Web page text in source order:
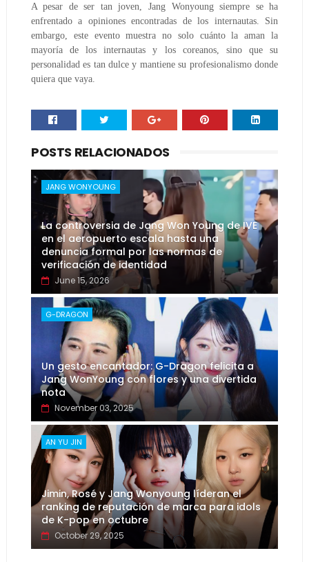
A pesar de ser tan joven, Jang Wonyoung siempre se ha
enfrentado a opiniones encontradas de los internautas. Sin
embargo, este evento muestra no solo cuánto la aman la
mayoría de los internautas y los coreanos, sino que su
personalidad es tan dulce y mantiene su profesionalismo donde
quiera que vaya.
POSTS RELACIONADOS
JANG WONYOUNG
La controversia de Jang Won Young de IVE
en el aeropuerto escala hasta una
denuncia formal por las normas de
verificación de identidad
June 15, 2026
G-DRAGON
Un gesto encantador: G-Dragon felicita a
Jang WonYoung con flores y una divertida
nota
November 03, 2025
AN YU JIN
Jimin, Rosé y Jang Wonyoung líderan el
ranking de reputación de marca para idols
de K-pop en octubre
October 29, 2025